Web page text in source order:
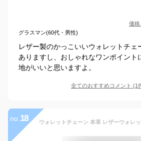
価格
グラスマン(60代・男性)
レザー製のかっこいいウォレットチェ
ありますし、おしゃれなワンポイント
地がいいと思いますよ。
全てのおすすめコメント (1
no. 18